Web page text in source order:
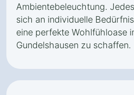
Ambientebeleuchtung.
sich an individuelle
eine perfekte Wohlfühloase
Gundelshausen zu schaffen.